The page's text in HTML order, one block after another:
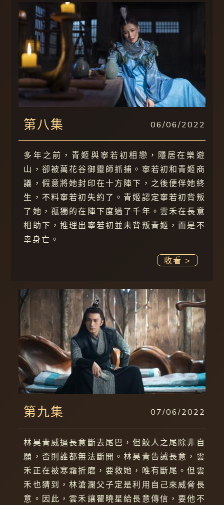
第八集 06/06/2022
多年之前，青姬與寧若初相戀，隱居在樂遊
山，卻被萬花谷御靈師抓捕。寧若初和青姬商
議，假意將她封印在十方陣下，之後便伴她終
生，不料寧若初失約了。青姬認定寧若初背叛
了她，孤獨的在陣下度過了千年。雲禾在長意
相助下，推理出寧若初並未背叛青姬，而是不
幸身亡。
收看 >
第九集 07/06/2022
林昊青威逼長意斷去尾巴，但鮫人之尾除非自
願，否則誰都無法斷開。林昊青告誡長意，雲
禾正在被寒霜折磨，要救她，唯有斷尾。但雲
禾也猜到，林滄瀾父子定是利用自己來威脅長
意。因此，雲禾讓瞿曉星給長意傳信，要他不